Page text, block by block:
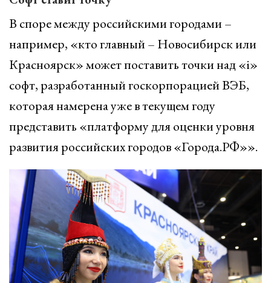
В споре между российскими городами –
например, «кто главный – Новосибирск или
Красноярск» может поставить точки над «i»
софт, разработанный госкорпорацией ВЭБ,
которая намерена уже в текущем году
представить «платформу для оценки уровня
развития российских городов «Города.РФ»».